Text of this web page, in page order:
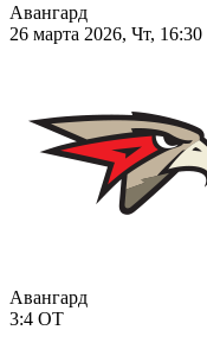
Авангард
26 марта 2026, Чт, 16:30
Авангард
3:4 ОТ